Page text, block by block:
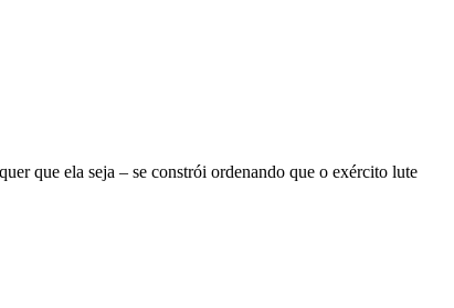
que ela seja – se constrói ordenando que o exército lute